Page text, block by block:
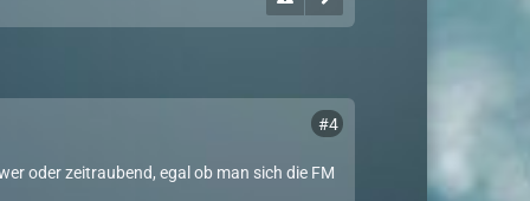
#4
oder zeitraubend, egal ob man sich die FM